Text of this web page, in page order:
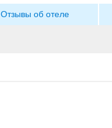
Отзывы об отеле